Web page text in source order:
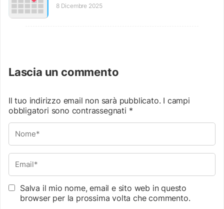
8 Dicembre 2025
Lascia un commento
Il tuo indirizzo email non sarà pubblicato. I campi
obbligatori sono contrassegnati *
Salva il mio nome, email e sito web in questo
browser per la prossima volta che commento.